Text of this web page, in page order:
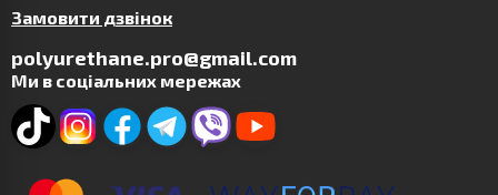
Замовити дзвінок
polyurethane.pro@gmail.com
Ми в соціальних мережах